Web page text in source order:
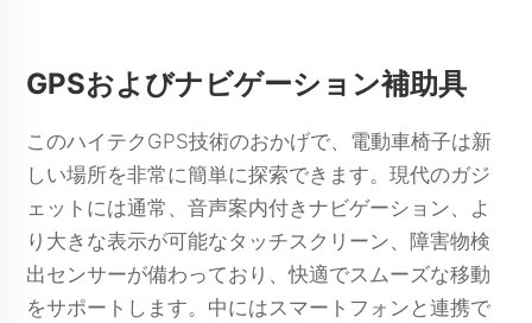
GPSおよびナビゲーション補助具
このハイテクGPS技術のおかげで、電動車椅子は新
しい場所を非常に簡単に探索できます。現代のガジ
ェットには通常、音声案内付きナビゲーション、よ
り大きな表示が可能なタッチスクリーン、障害物検
出センサーが備わっており、快適でスムーズな移動
をサポートします。中にはスマートフォンと連携で